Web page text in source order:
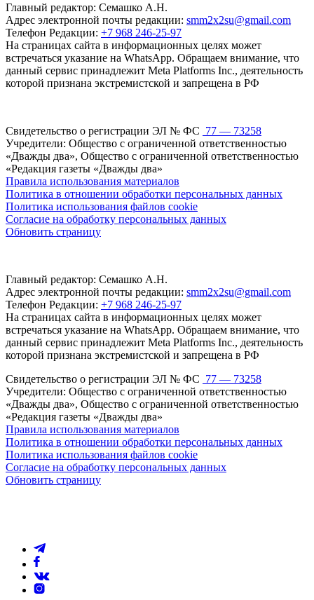
Главный редактор: Семашко А.Н.
Адрес электронной почты редакции: smm2x2su@gmail.com
Телефон Редакции: +7 968 246-25-97
На страницах сайта в информационных целях может
встречаться указание на WhatsApp. Обращаем внимание, что
данный сервис принадлежит Meta Platforms Inc., деятельность
которой признана экстремистской и запрещена в РФ
Свидетельство о регистрации ЭЛ № ФС 77 — 73258
Учредители: Общество с ограниченной ответственностью
«Дважды два», Общество с ограниченной ответственностью
«Редакция газеты «Дважды два»
Правила использования материалов
Политика в отношении обработки персональных данных
Политика использования файлов cookie
Согласие на обработку персональных данных
Обновить страницу
Главный редактор: Семашко А.Н.
Адрес электронной почты редакции: smm2x2su@gmail.com
Телефон Редакции: +7 968 246-25-97
На страницах сайта в информационных целях может
встречаться указание на WhatsApp. Обращаем внимание, что
данный сервис принадлежит Meta Platforms Inc., деятельность
которой признана экстремистской и запрещена в РФ
Свидетельство о регистрации ЭЛ № ФС 77 — 73258
Учредители: Общество с ограниченной ответственностью
«Дважды два», Общество с ограниченной ответственностью
«Редакция газеты «Дважды два»
Правила использования материалов
Политика в отношении обработки персональных данных
Политика использования файлов cookie
Согласие на обработку персональных данных
Обновить страницу